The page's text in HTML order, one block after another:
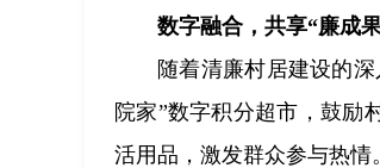
数字融合，共享“廉成
随着清廉村居建设的
院家”数字积分超市，鼓励
活用品，激发群众参与热情。